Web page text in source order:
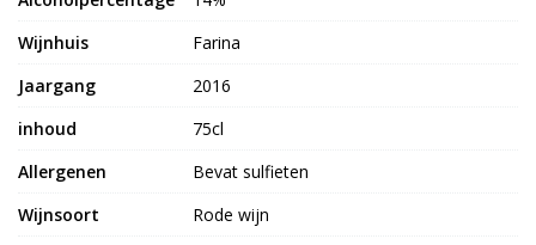
Wijnhuis
Farina
Jaargang
2016
inhoud
75cl
Allergenen
Bevat sulfieten
Wijnsoort
Rode wijn